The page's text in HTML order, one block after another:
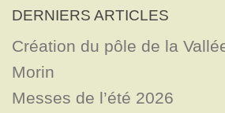
DERNIERS ARTICLES
Création du pôle de la
Morin
Messes de l’été 2026